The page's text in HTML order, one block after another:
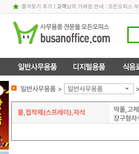
즐겨찾기 추가| 고객님의 거래점 안내 : 모든오피스
일반사무용품 > 일반사무용품 >
풀,접착제(스프레이),자석 딱풀,고
장구형자